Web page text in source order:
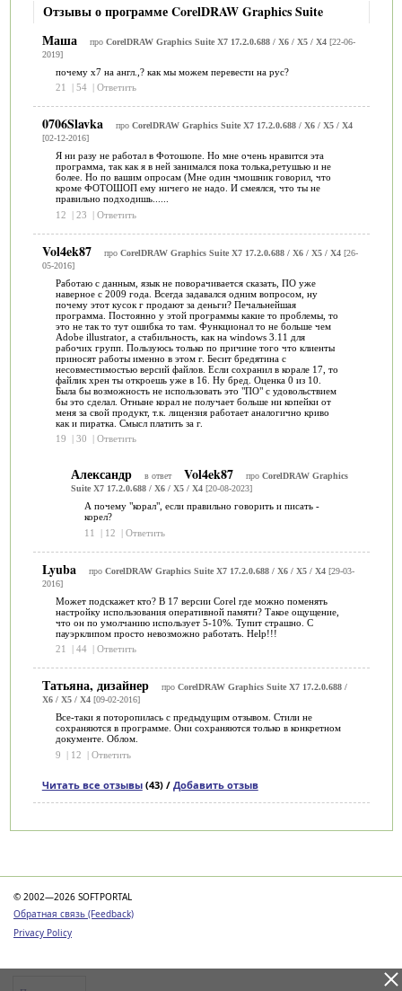
Отзывы о программе CorelDRAW Graphics Suite
Маша
про CorelDRAW Graphics Suite X7 17.2.0.688 / X6 / X5 / Х4[22-06-
2019]
почему х7 на англ.,? как мы можем перевести на рус?
21
54 Ответить
0706Slavka про CorelDRAW Graphics Suite X7 17.2.0.688 / X6 / X5 / Х4
[02-12-2016]
Я ни разу не работал в Фотошопе. Но мне очень нравится эта
программа, так как я в ней занимался пока толька,ретушью и не
более. Но по вашим опросам (Мне один чмошник говорил, что
кроме ФОТОШОП ему ничего не надо. И смеялся, что ты не
правильно подходишь......
12
| 23 | Ответить
Vol4ek87 про CorelDRAW Graphics Suite X7 17.2.0.688 / X6 / X5 / Х4[26-
05-2016]
Работаю с данным, язык не поворачивается сказать, ПО уже
наверное с 2009 года. Всегда задавался одним вопросом, ну
почему этот кусок г продают за деньги? Печальнейшая
программа. Постоянно у этой программы какие то проблемы, то
это не так то тут ошибка то там. Функционал то не больше чем
Adobe illustrator, а стабильность, как на windows 3.11 для
рабочих групп. Пользуюсь только по причине того что клиенты
приносят работы именно в этом г. Бесит бредятина с
несовместимостью версий файлов. Если сохранил в корале 17, то
файлик хрен ты откроешь уже в 16. Ну бред. Оценка 0 из 10.
Была бы возможность не использовать это "ПО" с удовольствием
бы это сделал. Отныне корал не получает больше ни копейки от
меня за свой продукт, т.к. лицензия работает аналогично криво
как и пиратка. Смысл платить за г.
19
30 Ответить
Александр в ответ Vol4ek87 про CorelDRAW Graphics
Suite X7 17.2.0.688 / X6 / X5 / Х4[20-08-2023]
А почему "корал", если правильно говорить и писать -
корел?
11
| 12 | Ответить
Lyuba про CorelDRAW Graphics Suite X7 17.2.0.688 / X6 / X5 / Х4[29-03-
2016]
Может подскажет кто? В 17 версии Corel где можно поменять
настройку использования оперативной памяти? Такое ощущение,
что он по умолчанию использует 5-10%. Тупит страшно. С
пауэрклипом просто невозможно работать. Help!!!
21
44 Ответить
Татьяна, дизайнер про CorelDRAW Graphics Suite X7 17.2.0.688 /
X6 / X5 / Х4[09-02-2016]
Все-таки я поторопилась с предыдущим отзывом. Стили не
сохраняются в программе. Они сохраняются только в конкретном
документе. Облом.
9
| 12 | Ответить
Читать все отзывы(43) / Добавить отзыв
© 2002—2026 SOFTPORTAL
Обратная связь (Feedback)
Privacy Policy